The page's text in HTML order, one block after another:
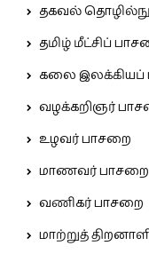
தகவல்
தமிழ் மீட்சிப்
கலை இலக்கியப்
வழக்கறிஞர்
உழவர் பாசறை
மாணவர் பாசறை
வணிகர் பாசறை
மாற்றுத்